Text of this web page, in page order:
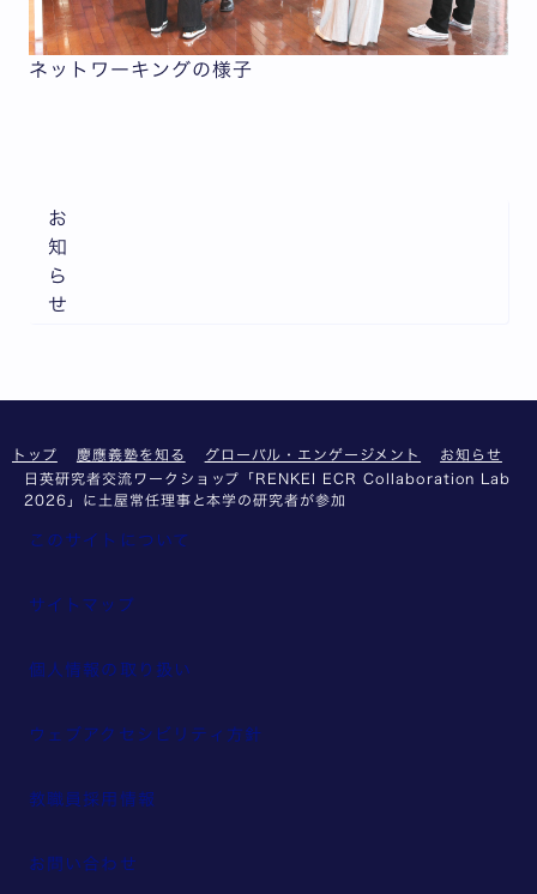
ネットワーキングの様子
お
知
ら
せ
トップ 慶應義塾を知る グローバル・エンゲージメント
お知らせ
日英研究者交流ワークショップ「RENKEI ECR Collaboration Lab
2026」に土屋常任理事と本学の研究者が参加
このサイトについて
サイトマップ
個人情報の取り扱い
ウェブアクセシビリティ方針
教職員採用情報
お問い合わせ